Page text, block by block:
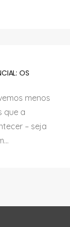
OS
menos
que a
– seja